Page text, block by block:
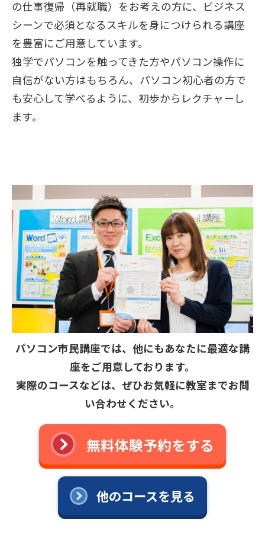
の仕事復帰（再就職）をお考えの方に、ビジネス
シーンで必須となるスキルを身につけられる講座
を豊富にご用意しています。
独学でパソコンを触ってきた方やパソコン操作に
自信がない方はもちろん、パソコン初心者の方で
も安心して学べるように、初歩からレクチャーし
ます。
パソコン市民講座では、他にもあなたに最適な講
座をご用意しております。
実際のコースなどは、ぜひお気軽に教室までお問
い合わせください。
無料体験予約をする
他のコースを見る